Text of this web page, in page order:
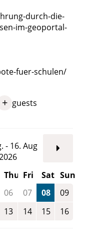
durch-die-
im-geoportal-
fuer-schulen/
+ guests
- 16. Aug
Thu Fri Sat Sun
06 07 08
09
13 14 15 16